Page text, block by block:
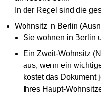
In der Regel sind die
Wohnsitz in Berlin
Sie wohnen in Berlin
Ein Zweit-Wohnsitz
aus, wenn ein
kostet das Dokument
Ihres Haupt-